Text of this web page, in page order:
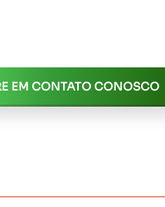
EM CONTATO CONOSCO